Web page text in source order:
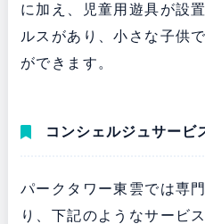
に加え、児童用遊具が設
ルスがあり、小さな子供
ができます。
コンシェルジュサービ
パークタワー東雲では専
り、下記のようなサービ